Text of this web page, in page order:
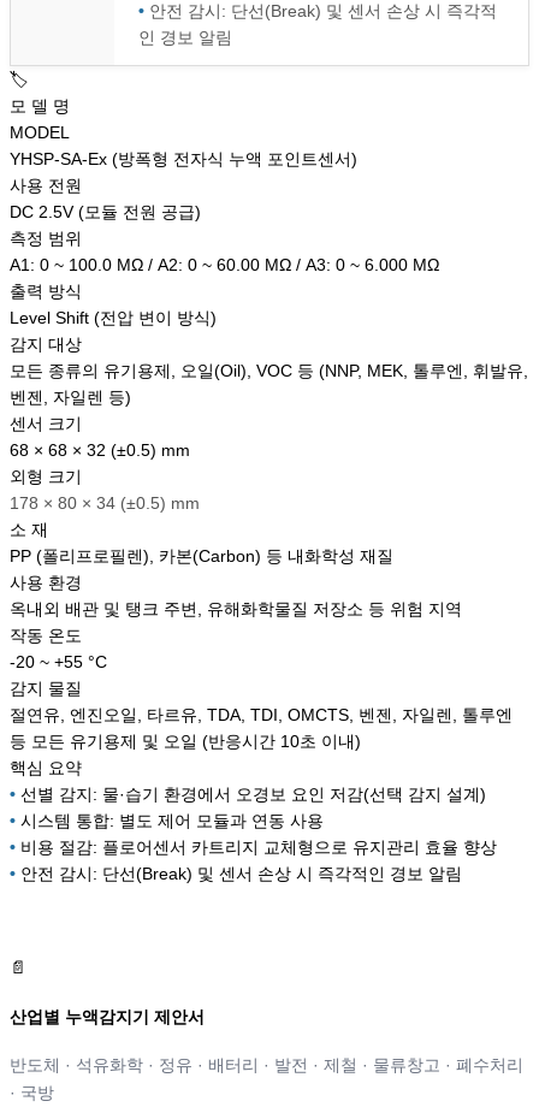
• 안전 감시: 단선(Break) 및 센서 손상 시 즉각적
인 경보 알림
🏷️
모 델 명
MODEL
YHSP-SA-Ex (방폭형 전자식 누액 포인트센서)
사용 전원
DC 2.5V (모듈 전원 공급)
측정 범위
A1: 0 ~ 100.0 MΩ / A2: 0 ~ 60.00 MΩ / A3: 0 ~ 6.000 MΩ
출력 방식
Level Shift (전압 변이 방식)
감지 대상
모든 종류의 유기용제, 오일(Oil), VOC 등 (NNP, MEK, 톨루엔, 휘발유,
벤젠, 자일렌 등)
센서 크기
68 × 68 × 32 (±0.5) mm
외형 크기
178 × 80 × 34 (±0.5) mm
소 재
PP (폴리프로필렌), 카본(Carbon) 등 내화학성 재질
사용 환경
옥내외 배관 및 탱크 주변, 유해화학물질 저장소 등 위험 지역
작동 온도
-20 ~ +55 °C
감지 물질
절연유, 엔진오일, 타르유, TDA, TDI, OMCTS, 벤젠, 자일렌, 톨루엔
등 모든 유기용제 및 오일 (반응시간 10초 이내)
핵심 요약
• 선별 감지: 물·습기 환경에서 오경보 요인 저감(선택 감지 설계)
• 시스템 통합: 별도 제어 모듈과 연동 사용
• 비용 절감: 플로어센서 카트리지 교체형으로 유지관리 효율 향상
• 안전 감시: 단선(Break) 및 센서 손상 시 즉각적인 경보 알림
📄
산업별 누액감지기 제안서
반도체 · 석유화학 · 정유 · 배터리 · 발전 · 제철 · 물류창고 · 폐수처리
· 국방